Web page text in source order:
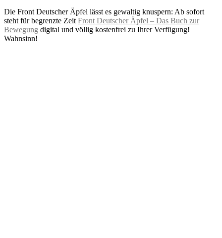
Die Front Deutscher Äpfel lässt es gewaltig knuspern: Ab sofort
steht für begrenzte Zeit Front Deutscher Äpfel – Das Buch zur
Bewegung digital und völlig kostenfrei zu Ihrer Verfügung!
Wahnsinn!